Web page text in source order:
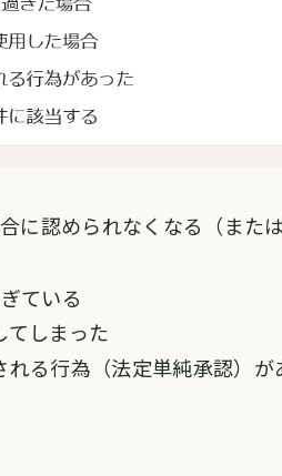
に認められなくなる（また
ている
しまった
る行為（法定単純承認）が